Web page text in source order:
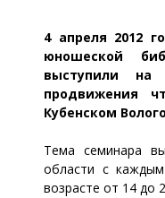
4 апреля 2012
юношеской
выступили на
продвижения
Кубенском
Тема семинара
области с
возрасте от 14 до